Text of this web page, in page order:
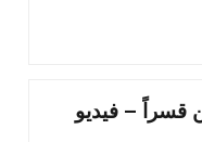
قسراً – فيديو